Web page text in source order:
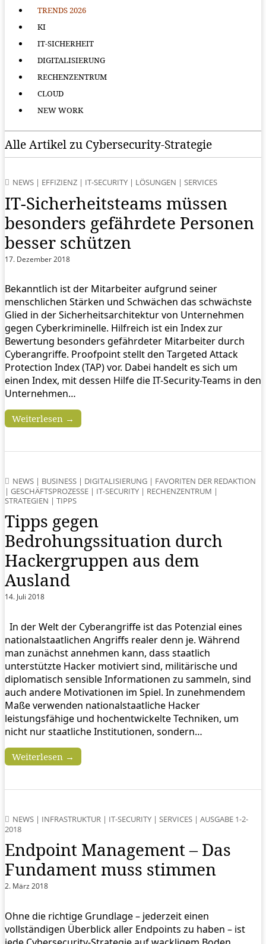
TRENDS 2026
KI
IT-SICHERHEIT
DIGITALISIERUNG
RECHENZENTRUM
CLOUD
NEW WORK
Alle Artikel zu Cybersecurity-Strategie
NEWS | EFFIZIENZ | IT-SECURITY | LÖSUNGEN | SERVICES
IT-Sicherheitsteams müssen
besonders gefährdete Personen
besser schützen
17. Dezember 2018
Bekanntlich ist der Mitarbeiter aufgrund seiner
menschlichen Stärken und Schwächen das schwächste
Glied in der Sicherheitsarchitektur von Unternehmen
gegen Cyberkriminelle. Hilfreich ist ein Index zur
Bewertung besonders gefährdeter Mitarbeiter durch
Cyberangriffe. Proofpoint stellt den Targeted Attack
Protection Index (TAP) vor. Dabei handelt es sich um
einen Index, mit dessen Hilfe die IT-Security-Teams in den
Unternehmen…
Weiterlesen →
NEWS | BUSINESS | DIGITALISIERUNG | FAVORITEN DER REDAKTION
| GESCHÄFTSPROZESSE | IT-SECURITY | RECHENZENTRUM |
STRATEGIEN | TIPPS
Tipps gegen
Bedrohungssituation durch
Hackergruppen aus dem
Ausland
14. Juli 2018
In der Welt der Cyberangriffe ist das Potenzial eines
nationalstaatlichen Angriffs realer denn je. Während
man zunächst annehmen kann, dass staatlich
unterstützte Hacker motiviert sind, militärische und
diplomatisch sensible Informationen zu sammeln, sind
auch andere Motivationen im Spiel. In zunehmendem
Maße verwenden nationalstaatliche Hacker
leistungsfähige und hochentwickelte Techniken, um
nicht nur staatliche Institutionen, sondern…
Weiterlesen →
NEWS | INFRASTRUKTUR | IT-SECURITY | SERVICES | AUSGABE 1-2-
2018
Endpoint Management – Das
Fundament muss stimmen
2. März 2018
Ohne die richtige Grundlage – jederzeit einen
vollständigen Überblick aller Endpoints zu haben – ist